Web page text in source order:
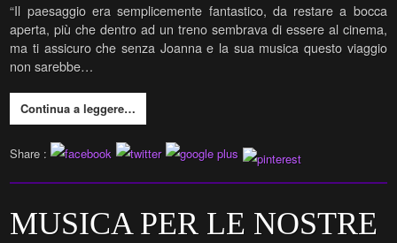
“Il paesaggio era semplicemente fantastico, da restare a bocca
aperta, più che dentro ad un treno sembrava di essere al cinema,
ma ti assicuro che senza Joanna e la sua musica questo viaggio
non sarebbe…
Continua a leggere…
Share :
MUSICA PER LE NOSTRE